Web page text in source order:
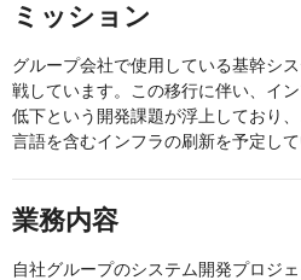
ミッション
グループ会社で使用している基幹シ
戦しています。この移行に伴い、イ
低下という開発課題が浮上しており
言語を含むインフラの刷新を予定して
業務内容
自社グループのシステム開発プロジ